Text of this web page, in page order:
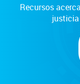
Recursos
justicia